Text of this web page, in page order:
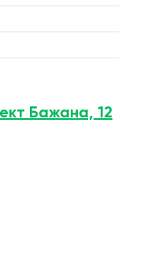
Бажана, 12